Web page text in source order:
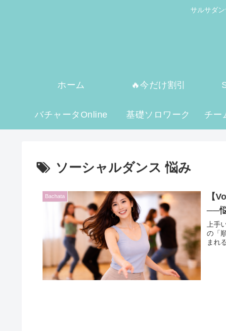
サルサダ
ホーム 🔥今だけ割引
バチャータOnline 基礎ソロワーク チー
ソーシャルダンス 悩み
Bachata
【
──
上手
の「
まれ